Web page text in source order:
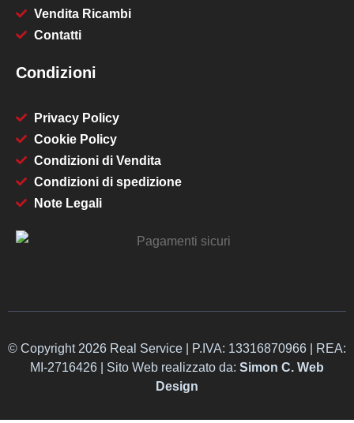
Vendita Ricambi
Contatti
Condizioni
Privacy Policy
Cookie Policy
Condizioni di Vendita
Condizioni di spedizione
Note Legali
© Copyright 2026 Real Service | P.IVA: 13316870966 | REA:
MI-2716426 | Sito Web realizzato da: Simon C. Web
Design